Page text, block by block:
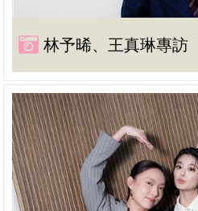
林予晞、王真琳專訪